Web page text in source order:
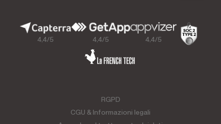
4,4/5 4,4/5 4,4/5
RGPD
CGU & Informazioni legali